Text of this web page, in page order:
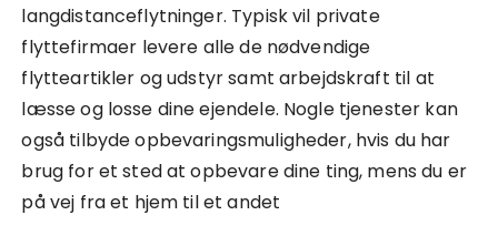
langdistanceflytninger. Typisk vil private
flyttefirmaer levere alle de nødvendige
flytteartikler og udstyr samt arbejdskraft til at
læsse og losse dine ejendele. Nogle tjenester kan
også tilbyde opbevaringsmuligheder, hvis du har
brug for et sted at opbevare dine ting, mens du er
på vej fra et hjem til et andet